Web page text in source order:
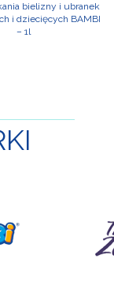
bielizny i ubranek
i dziecięcych BAMBI
– 1l